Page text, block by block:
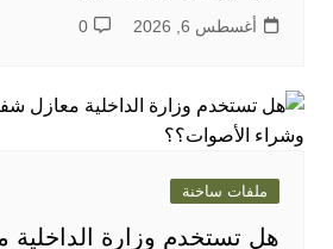
أغسطس 6, 2026 0
ملفات ساخنة
هل تستخدم وزارة الداخلية